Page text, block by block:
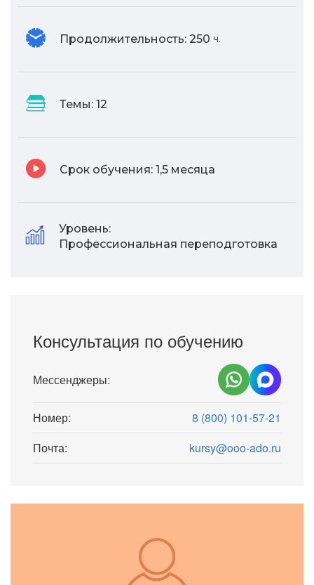
Продолжительность: 250 ч.
Темы: 12
Срок обучения: 1,5 месяца
Уровень:
Профессиональная переподготовка
Консультация по обучению
Мессенджеры:
Номер:
8 (800) 101-57-21
Почта:
kursy@ooo-ado.ru